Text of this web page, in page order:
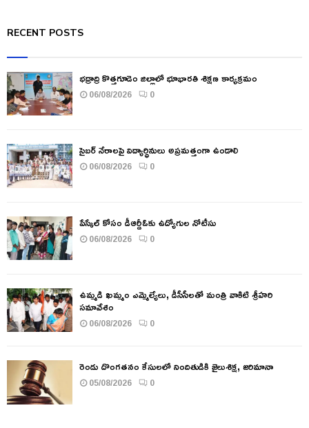
RECENT POSTS
భద్రాద్రి కొత్తగూడెం జిల్లాలో భూభారతి శిక్షణ కార్యక్రమం
06/08/2026 0
సైబర్ నేరాలపై విద్యార్థినులు అప్రమత్తంగా ఉండాలి
06/08/2026 0
పేస్కేల్ కోసం డీఆర్డీఓకు ఉద్యోగుల నోటీసు
06/08/2026 0
ఉమ్మడి ఖమ్మం ఎమ్మెల్యేలు, డీసీసీలతో మంత్రి వాకిటి శ్రీహరి
సమావేశం
06/08/2026 0
రెండు దొంగతనం కేసులలో నిందితుడికి జైలుశిక్ష, జరిమానా
05/08/2026 0